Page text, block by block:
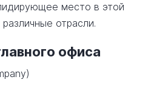
место в этой
отрасли.
офиса